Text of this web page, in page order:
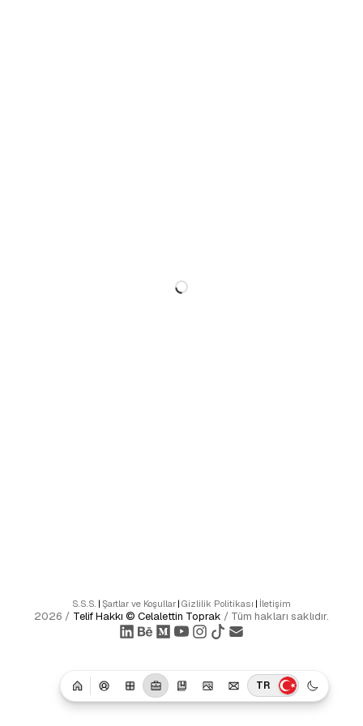
TR
S.S.S. | Şartlar ve Koşullar | Gizlilik Politikası | İletişim
2026 / Telif Hakkı © Celalettin Toprak / Tüm hakları saklıdır.